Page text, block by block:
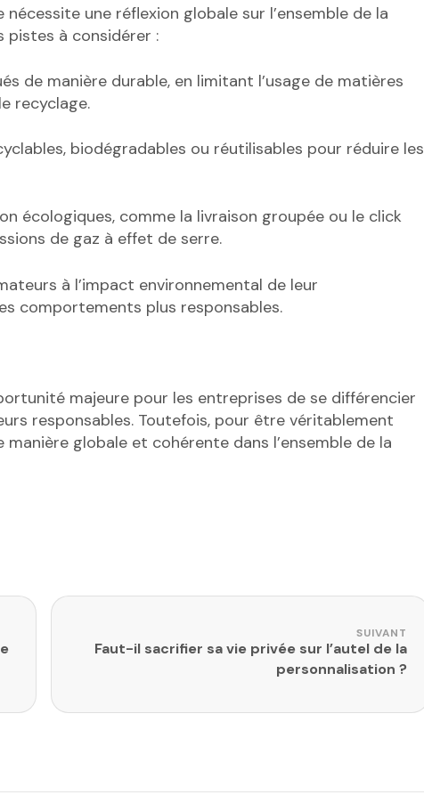
une réflexion globale sur l’ensemble de la
pistes à considérer :
de manière durable, en limitant l’usage de matières
recyclage.
biodégradables ou réutilisables pour réduire les
écologiques, comme la livraison groupée ou le click
de gaz à effet de serre.
à l’impact environnemental de leur
comportements plus responsables.
majeure pour les entreprises de se différencier
responsables. Toutefois, pour être véritablement
globale et cohérente dans l’ensemble de la
SUIVANT
Faut-il sacrifier sa vie privée sur l’autel de la
personnalisation ?